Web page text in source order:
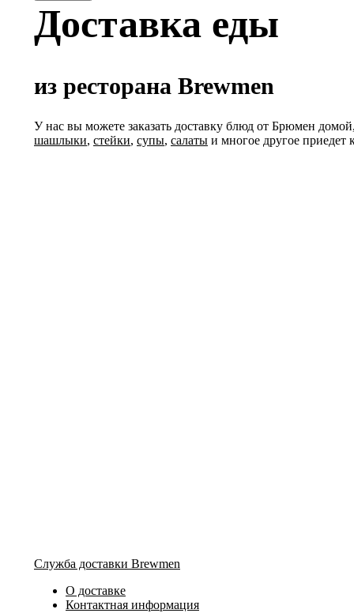
Доставка еды
из ресторана Brewmen
У нас вы можете заказать доставку блюд от Брюмен
шашлыки, стейки, супы, салаты и многое другое приедет
Служба доставки Brewmen
О доставке
Контактная информация